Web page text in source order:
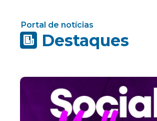
Portal de notícias
Destaques